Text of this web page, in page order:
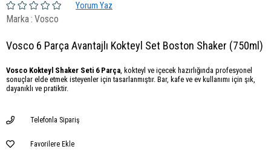
Yorum Yaz
Marka: Vosco
Vosco 6 Parça Avantajlı Kokteyl Set Boston Shaker (750ml)
Vosco Kokteyl Shaker Seti 6 Parça , kokteyl ve içecek hazırlığında profesyonel
sonuçlar elde etmek isteyenler için tasarlanmıştır. Bar, kafe ve ev kullanımı için şık,
dayanıklı ve pratiktir.
Telefonla Sipariş
Favorilere Ekle